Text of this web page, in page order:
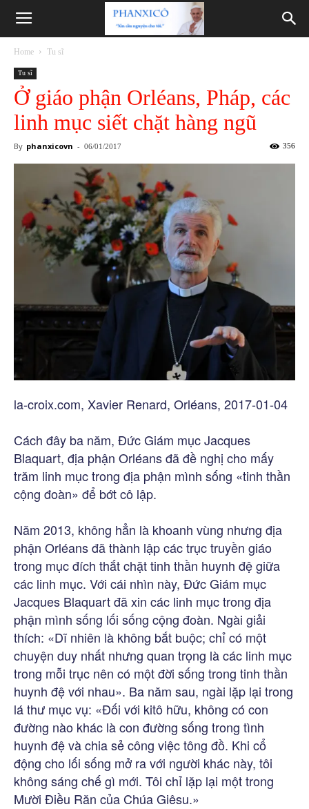
Phanxicô
Home Tu sĩ
Tu sĩ
Ở giáo phận Orléans, Pháp, các
linh mục siết chặt hàng ngũ
By phanxicovn - 06/01/2017 356
la-croix.com, Xavier Renard, Orléans, 2017-01-04
Cách đây ba năm, Đức Giám mục Jacques
Blaquart, địa phận Orléans đã đề nghị cho mấy
trăm linh mục trong địa phận mình sống «tinh thần
cộng đoàn» để bớt cô lập.
Năm 2013, không hẳn là khoanh vùng nhưng địa
phận Orléans đã thành lập các trục truyền giáo
trong mục đích thắt chặt tinh thần huynh đệ giữa
các linh mục. Với cái nhìn này, Đức Giám mục
Jacques Blaquart đã xin các linh mục trong địa
phận mình sống lối sống cộng đoàn. Ngài giải
thích: «Dĩ nhiên là không bắt buộc; chỉ có một
chuyện duy nhất nhưng quan trọng là các linh mục
trong mỗi trục nên có một đời sống trong tinh thần
huynh đệ với nhau». Ba năm sau, ngài lặp lại trong
lá thư mục vụ: «Đối với kitô hữu, không có con
đường nào khác là con đường sống trong tình
huynh đệ và chia sẻ công việc tông đồ. Khi cổ
động cho lối sống mở ra với người khác này, tôi
không sáng chế gì mới. Tôi chỉ lặp lại một trong
Mười Điều Răn của Chúa Giêsu.»